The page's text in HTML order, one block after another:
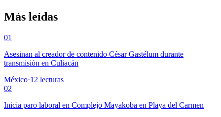
Más leídas
01
Asesinan al creador de contenido César Gastélum durante
transmisión en Culiacán
México·12 lecturas
02
Inicia paro laboral en Complejo Mayakoba en Playa del Carmen